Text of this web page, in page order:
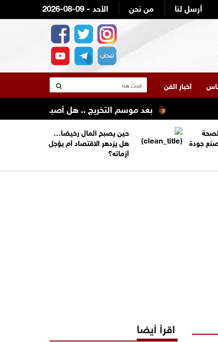
2026-08-09 - الأحد من نحن أرسل لنا
أخبار الفن
بعد موسم التخريج .. هل أصبحت الشهادة الجامعية
جودة
حين يصبح المال رخيصًا…
هل يزدهر الاقتصاد أم يؤجل
أزماته؟
اقرأ أيضا